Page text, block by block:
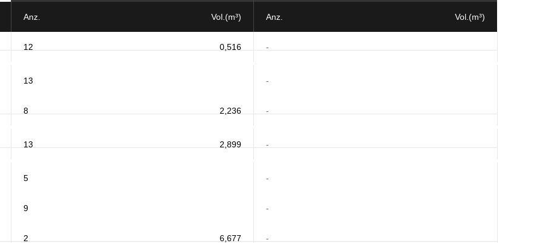
Anz. Vol.(m³) Anz. Vol.(m³)
12 -
0,516
13 -
8 -
2,236
13 -
2,899
5 -
9 -
2 -
6,677